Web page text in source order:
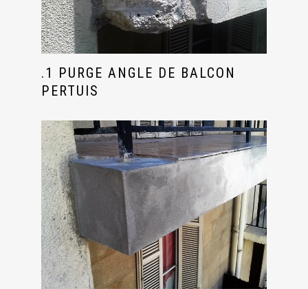
.1 PURGE ANGLE DE BALCON
PERTUIS